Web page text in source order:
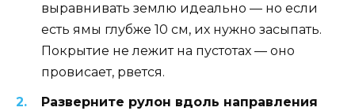
выравнивать землю идеально — но если
есть ямы глубже 10 см, их нужно засыпать.
Покрытие не лежит на пустотах — оно
провисает, рвется.
Разверните рулон вдоль направления